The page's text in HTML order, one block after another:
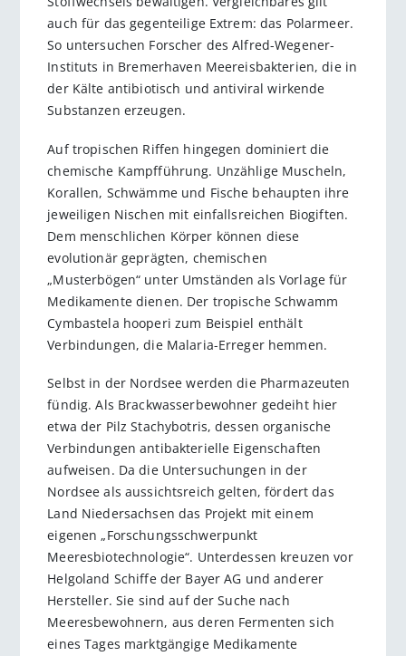
auch für das gegenteilige Extrem: das Polarmeer.
So untersuchen Forscher des Alfred-Wegener-
Instituts in Bremerhaven Meereisbakterien, die in
der Kälte antibiotisch und antiviral wirkende
Substanzen erzeugen.
Auf tropischen Riffen hingegen dominiert die
chemische Kampfführung. Unzählige Muscheln,
Korallen, Schwämme und Fische behaupten ihre
jeweiligen Nischen mit einfallsreichen Biogiften.
Dem menschlichen Körper können diese
evolutionär geprägten, chemischen
„Musterbögen“ unter Umständen als Vorlage für
Medikamente dienen. Der tropische Schwamm
Cymbastela hooperi zum Beispiel enthält
Verbindungen, die Malaria-Erreger hemmen.
Selbst in der Nordsee werden die Pharmazeuten
fündig. Als Brackwasserbewohner gedeiht hier
etwa der Pilz Stachybotris, dessen organische
Verbindungen antibakterielle Eigenschaften
aufweisen. Da die Untersuchungen in der
Nordsee als aussichtsreich gelten, fördert das
Land Niedersachsen das Projekt mit einem
eigenen „Forschungsschwerpunkt
Meeresbiotechnologie“. Unterdessen kreuzen vor
Helgoland Schiffe der Bayer AG und anderer
Hersteller. Sie sind auf der Suche nach
Meeresbewohnern, aus deren Fermenten sich
eines Tages marktgängige Medikamente